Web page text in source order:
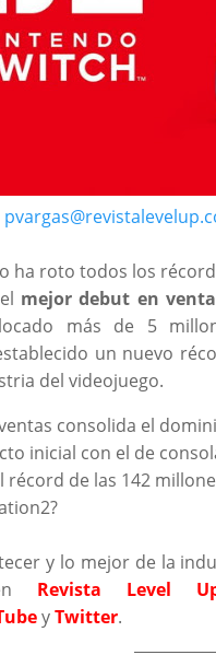
ha roto todos los
mejor debut en
más de 5
un nuevo
del videojuego.
consolida el
inicial con el de
récord de las 142
y lo mejor de la
Revista Level
yTwitter.